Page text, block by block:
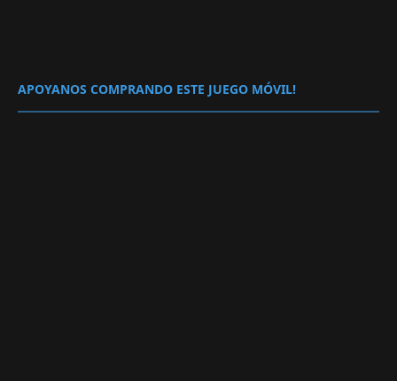
APOYANOS COMPRANDO ESTE JUEGO MÓVIL!